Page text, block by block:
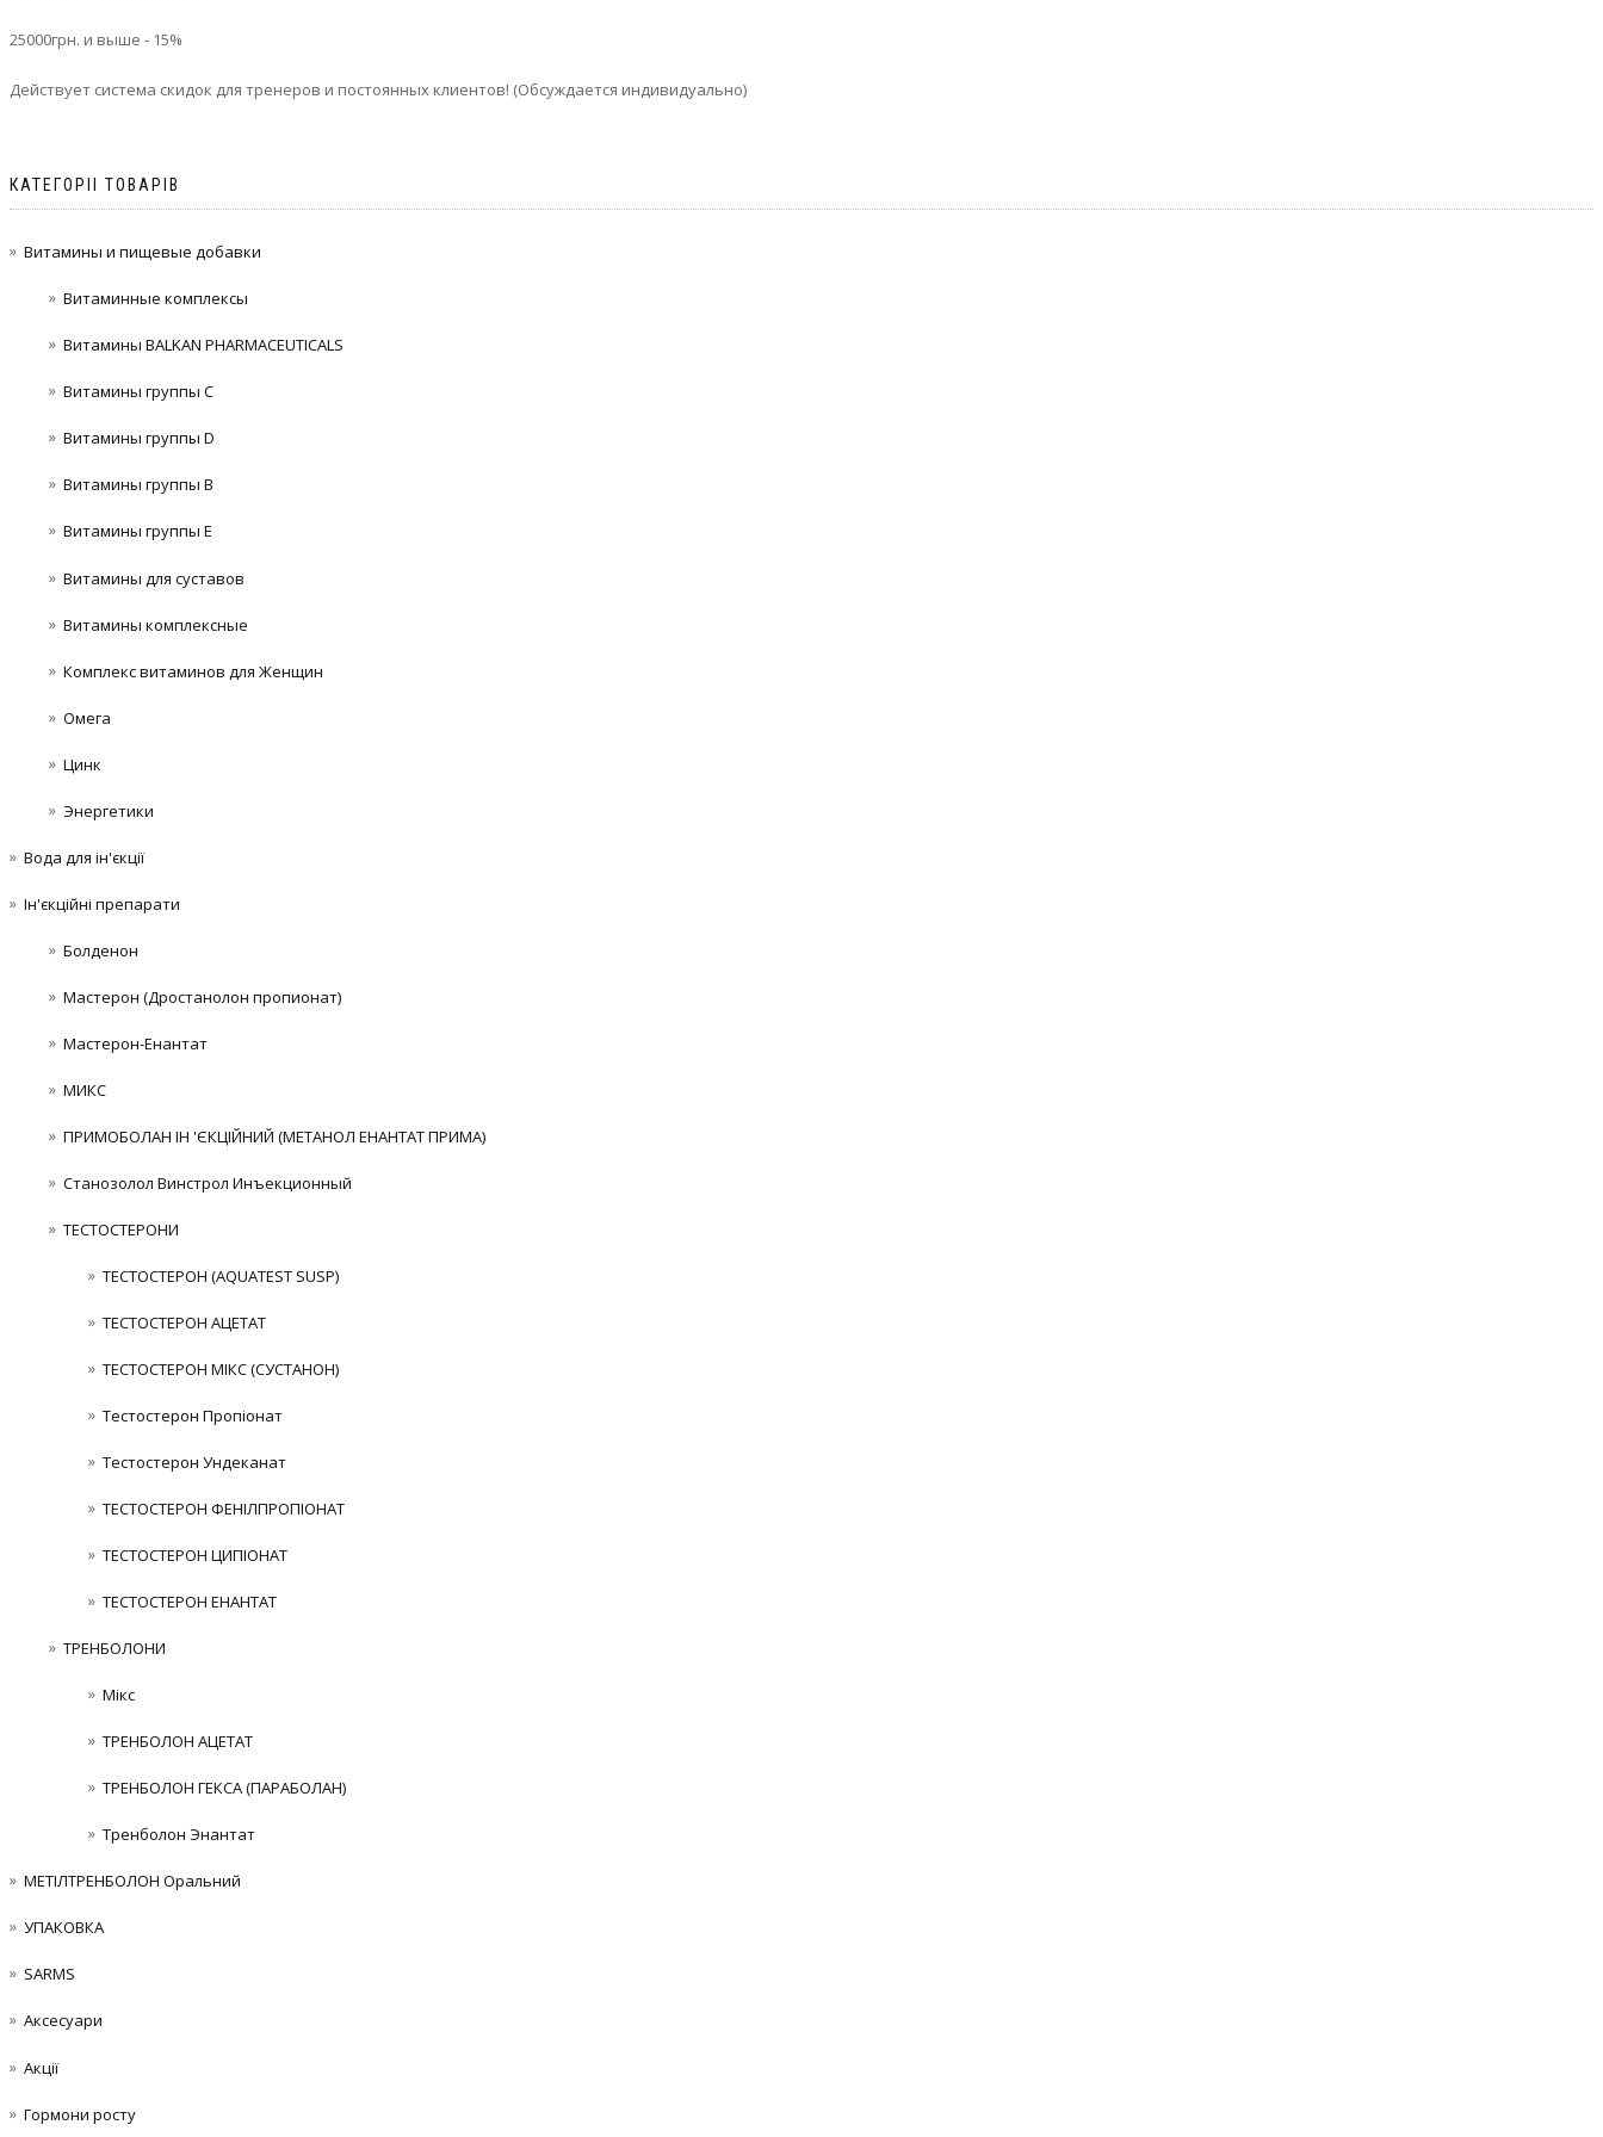
25000грн. и выше - 15%
Действует система скидок для тренеров и постоянных клиентов! (Обсуждается индивидуально)
КАТЕГОРІІ ТОВАРІВ
Витамины и пищевые добавки
Витаминные комплексы
Витамины BALKAN PHARMACEUTICALS
Витамины группы C
Витамины группы D
Витамины группы В
Витамины группы Е
Витамины для суставов
Витамины комплексные
Комплекс витаминов для Женщин
Омега
Цинк
Энергетики
Вода для ін'єкції
Ін'єкційні препарати
Болденон
Мастерон (Дростанолон пропионат)
Мастерон-Енантат
МИКС
ПРИМОБОЛАН ІН 'ЄКЦІЙНИЙ (МЕТАНОЛ ЕНАНТАТ ПРИМА)
Станозолол Винстрол Инъекционный
ТЕСТОСТЕРОНИ
ТЕСТОСТЕРОН (AQUATEST SUSP)
ТЕСТОСТЕРОН АЦЕТАТ
ТЕСТОСТЕРОН МІКС (СУСТАНОН)
Тестостерон Пропіонат
Тестостерон Ундеканат
ТЕСТОСТЕРОН ФЕНІЛПРОПІОНАТ
ТЕСТОСТЕРОН ЦИПІОНАТ
ТЕСТОСТЕРОН ЕНАНТАТ
ТРЕНБОЛОНИ
Мікс
ТРЕНБОЛОН АЦЕТАТ
ТРЕНБОЛОН ГЕКСА (ПАРАБОЛАН)
Тренболон Энантат
МЕТІЛТРЕНБОЛОН Оральний
УПАКОВКА
SARMS
Аксесуари
Акції
Гормони росту